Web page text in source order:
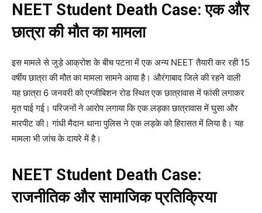
NEET Student Death Case: एक और
छात्रा की मौत का मामला
इस मामले से जुड़े आक्रोश के बीच पटना में एक अन्य NEET तैयारी कर रही 15
वर्षीय छात्रा की मौत का मामला सामने आया है। औरंगाबाद जिले की रहने वाली
यह छात्रा 6 जनवरी को एग्जीबिशन रोड स्थित एक छात्रावास में फांसी लगाकर
मृत पाई गई। परिजनों ने आरोप लगाया कि एक लड़का छात्रावास में घुसा और
मारपीट की। गांधी मैदान थाना पुलिस ने एक लड़के को हिरासत में लिया है। यह
मामला भी जांच के दायरे में है।
NEET Student Death Case:
राजनीतिक और सामाजिक प्रतिक्रिया